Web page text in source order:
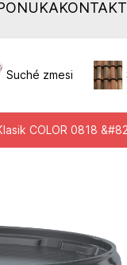
KONTAKT
Suché zmesi
COLOR 0818